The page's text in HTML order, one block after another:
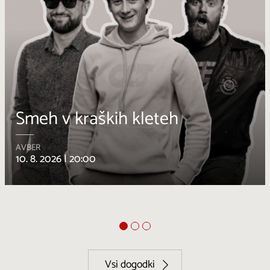
za en dan
8. 2026 |10:00 – 23:00
ŠTANJEL
12. 8.
Vsi dogodki